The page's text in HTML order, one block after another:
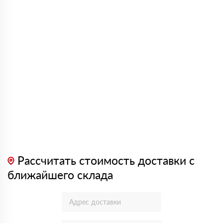
Рассчитать стоимость доставки с
ближайшего склада